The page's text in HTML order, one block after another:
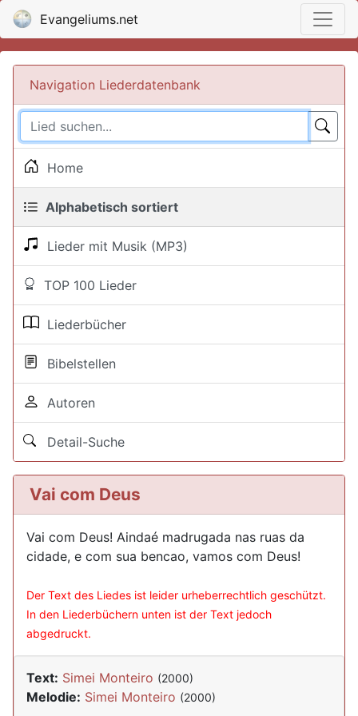
Evangeliums.net
Navigation Liederdatenbank
Home
Alphabetisch sortiert
Lieder mit Musik (MP3)
TOP 100 Lieder
Liederbücher
Bibelstellen
Autoren
Detail-Suche
Vai com Deus
Vai com Deus! Aindaé madrugada nas ruas da
cidade, e com sua bencao, vamos com Deus!
Der Text des Liedes ist leider urheberrechtlich geschützt.
In den Liederbüchern unten ist der Text jedoch
abgedruckt.
Text: Simei Monteiro (2000)
Melodie: Simei Monteiro (2000)